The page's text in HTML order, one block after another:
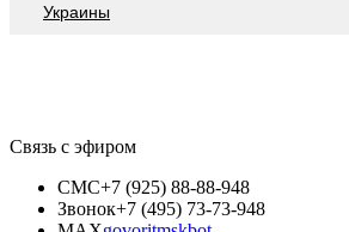
Украины
Связь с эфиром
СМС+7 (925) 88-88-948
Звонок+7 (495) 73-73-948